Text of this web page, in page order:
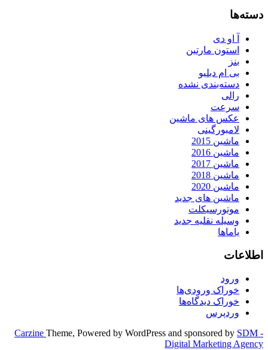
دسته‌ها
آ او دی
استون مارتین
بنز
بی ام دبلیو
دسته‌بندی نشده
رالی
سرعت
عکس های ماشین
لامبورگینی
ماشین 2015
ماشین 2016
ماشین 2017
ماشین 2018
ماشین 2020
ماشین های جدید
موتورسیکلت
وسیله نقلیه جدید
یاماها
اطلاعات
ورود
خوراک ورودی‌ها
خوراک دیدگاه‌ها
وردپرس
Carzine Theme, Powered by WordPress and sponsored by SDM -
Digital Marketing Agency